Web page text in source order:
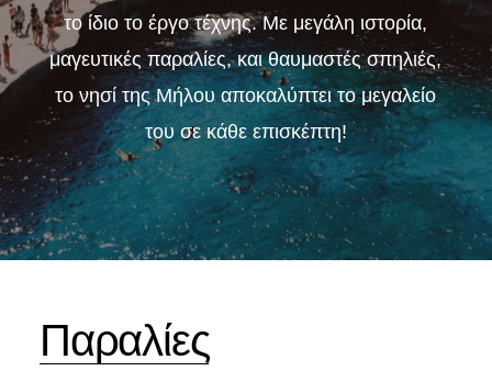
το ίδιο το έργο τέχνης. Με μεγάλη ιστορία,
μαγευτικές παραλίες, και θαυμαστές σπηλιές,
το νησί της Μήλου αποκαλύπτει το μεγαλείο
του σε κάθε επισκέπτη!
Παραλίες